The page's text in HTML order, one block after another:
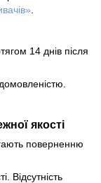
14 днів після
якості
поверненню
Відсутність